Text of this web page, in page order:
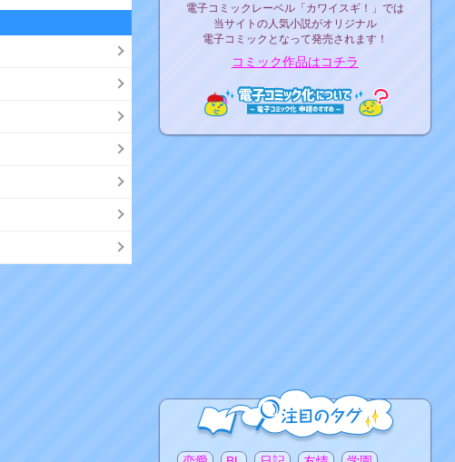
電子コミックレーベル「カワイスギ！」では
当サイトの人気小説がオリジナル
電子コミックとなって発売されます！
コミック作品はコチラ
注目のタグ